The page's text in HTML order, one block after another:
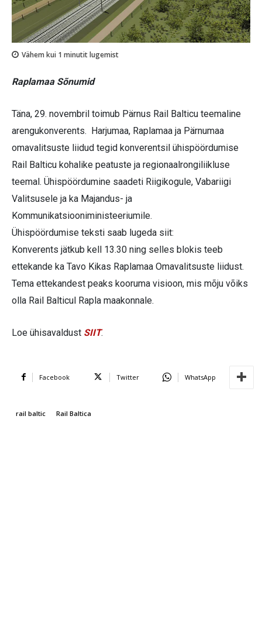
Vähem kui 1 minutit lugemist
Raplamaa Sõnumid
Täna, 29. novembril toimub Pärnus Rail Balticu teemaline
arengukonverents. Harjumaa, Raplamaa ja Pärnumaa
omavalitsuste liidud tegid konverentsil ühispöördumise
Rail Balticu kohalike peatuste ja regionaalrongiliikluse
teemal. Ühispöördumine saadeti Riigikogule, Vabariigi
Valitsusele ja ka Majandus- ja
Kommunikatsiooniministeeriumile.
Ühispöördumise teksti saab lugeda siit:
Konverents jätkub kell 13.30 ning selles blokis teeb
ettekande ka Tavo Kikas Raplamaa Omavalitsuste liidust.
Tema ettekandest peaks kooruma visioon, mis mõju võiks
olla Rail Balticul Rapla maakonnale.
Loe ühisavaldust SIIT.
Facebook Twitter WhatsApp
rail baltic Rail Baltica